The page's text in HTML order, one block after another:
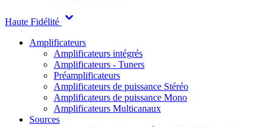
Haute Fidélité
Amplificateurs
Amplificateurs intégrés
Amplificateurs - Tuners
Préamplificateurs
Amplificateurs de puissance Stéréo
Amplificateurs de puissance Mono
Amplificateurs Multicanaux
Sources